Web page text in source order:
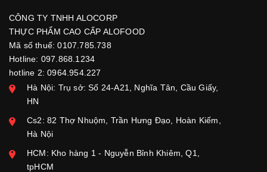
CÔNG TY TNHH ALOCORP
THỰC PHẨM CAO CẤP ALOFOOD
Mã số thuế: 0107.785.738
Hotline: 097.868.1234
hotline 2: 0964.954.227
Hà Nội: Trụ sở: Số 24-A21, Nghĩa Tân, Cầu Giấy,
HN
Cs2: 82 Thợ Nhuộm, Trần Hưng Đạo, Hoàn Kiếm,
Hà Nội
HCM: Kho hàng 1 - Nguyễn Bỉnh Khiêm, Q1,
tpHCM